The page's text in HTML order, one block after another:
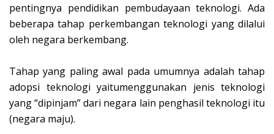
pentingnya pendidikan pembudayaan teknologi. Ada
beberapa tahap perkembangan teknologi yang dilalui
oleh negara berkembang.
Tahap yang paling awal pada umumnya adalah tahap
adopsi teknologi yaitumenggunakan jenis teknologi
yang “dipinjam” dari negara lain penghasil teknologi itu
(negara maju).